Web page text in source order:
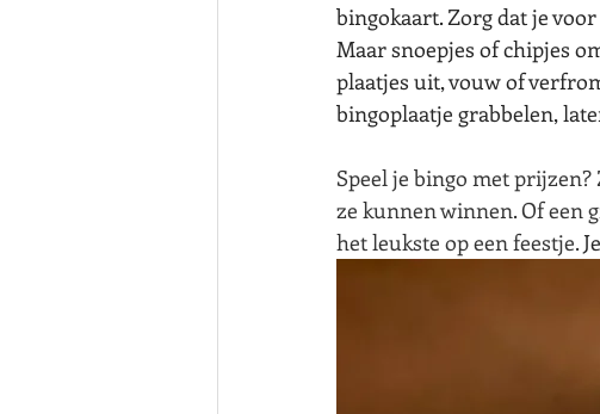
bingokaart. Zorg dat je
Maar snoepjes of chipjes
plaatjes uit, vouw of
bingoplaatje grabbelen,
Speel je bingo met
ze kunnen winnen. Of een
het leukste op een feestje.